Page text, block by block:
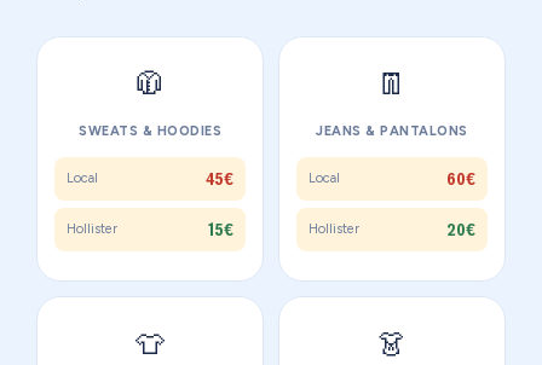
🧥
SWEATS & HOODIES
Local 45€
Hollister 15€
👖
JEANS & PANTALONS
Local 60€
Hollister 20€
👕 👗